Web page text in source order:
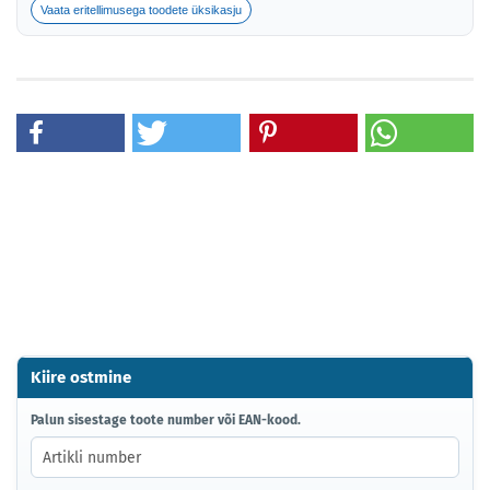
Vaata eritellimusega toodete üksikasju
Kiire ostmine
PALUN
SISESTAGE
TOOTE
NUMBER
Palun sisestage toote number või EAN-kood.